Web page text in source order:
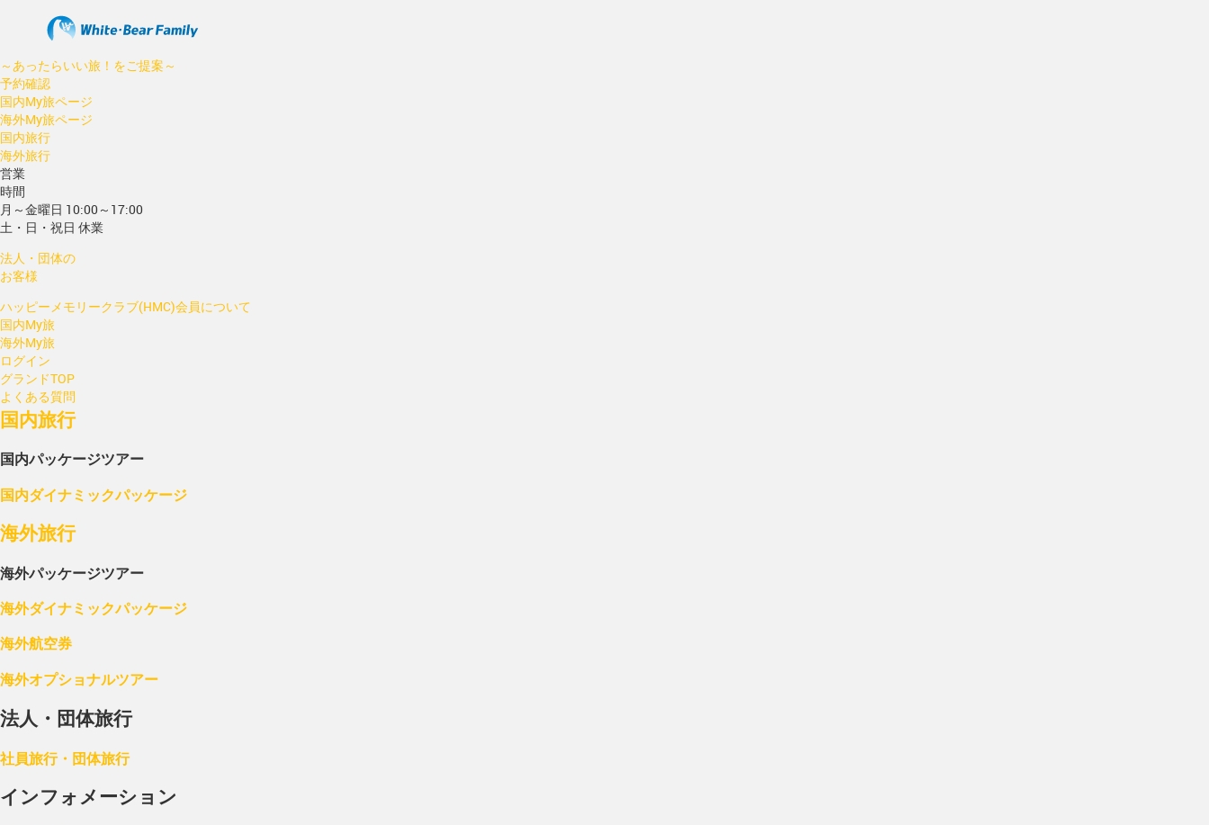
～あったらいい旅！をご提案～
予約確認
国内My旅ページ
海外My旅ページ
国内旅行
海外旅行
営業
時間
月～金曜日 10:00～17:00
土・日・祝日 休業
法人・団体の
お客様
ハッピーメモリークラブ(HMC)会員について
国内My旅
海外My旅
ログイン
グランドTOP
よくある質問
国内旅行
国内パッケージツアー
国内ダイナミックパッケージ
海外旅行
海外パッケージツアー
海外ダイナミックパッケージ
海外航空券
海外オプショナルツアー
法人・団体旅行
社員旅行・団体旅行
インフォメーション